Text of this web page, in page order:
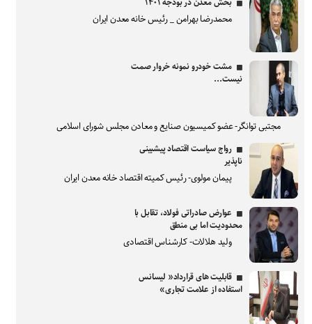
محمدرضا بهرامن _ رئیس خانه معدن ایران
مشت خودرو نمونه خروار صمت
نیست...
مجتبی توانگر- عضو کمیسیون صنایع و معادن مجلس شورای اسلامی
رواج سیاست اقتصاد پیشبینی
ناپذیر
پیمان مولوی- رئیس کمیته اقتصاد خانه معدن ایران
عوارض صادراتی فولاد، تقابل با
محدودیت اما بی منطق
ولید هلالات- کارشناس اقتصادی
قابلیت های قرارداد« لیسانس
استفاده از علامت تجاری»